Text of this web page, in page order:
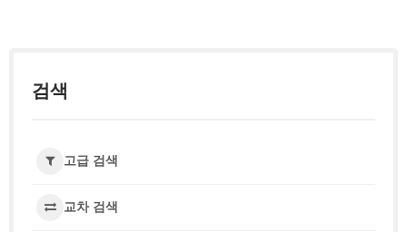
검색
고급 검색
교차 검색